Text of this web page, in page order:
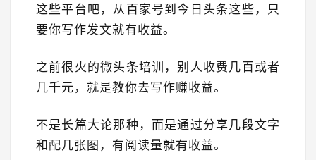
这些平台吧，从百家号到今日头条这些，只
要你写作发文就有收益。
之前很火的微头条培训，别人收费几百或者
几千元，就是教你去写作赚收益。
不是长篇大论那种，而是通过分享几段文字
和配几张图，有阅读量就有收益。